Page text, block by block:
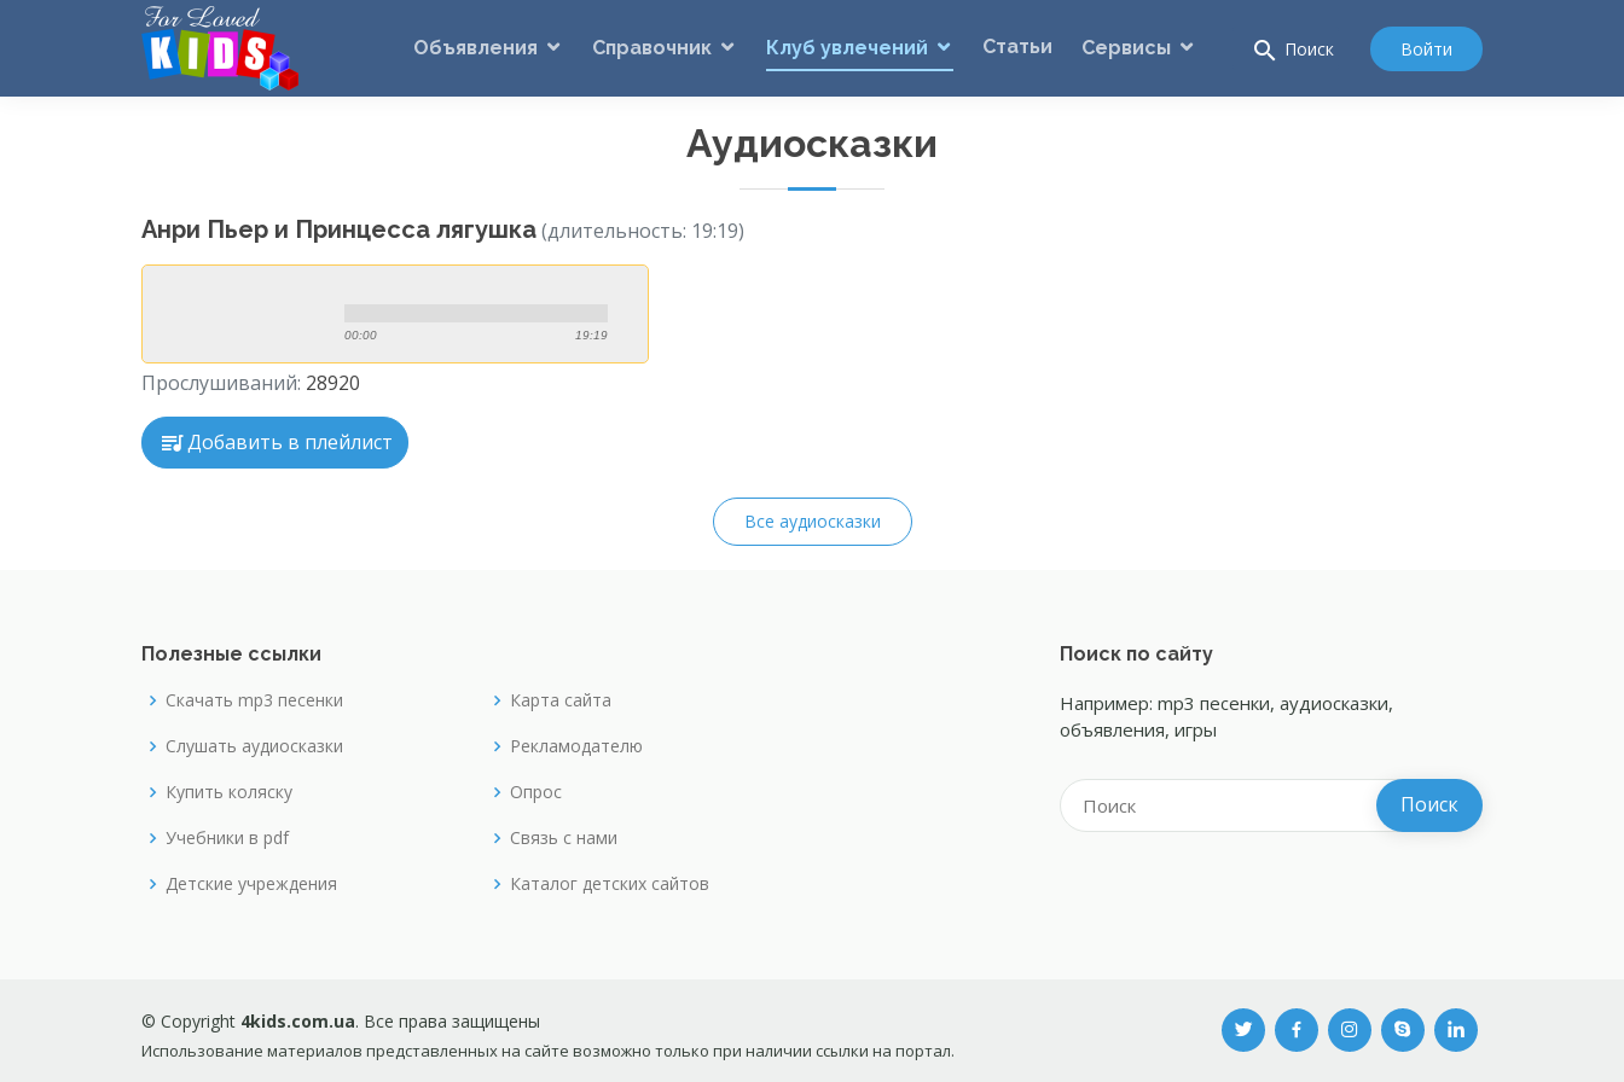
Объявления Справочник Клуб увлечений Статьи Сервисы search Поиск Войти
Аудиосказки
Анри Пьер и Принцесса лягушка(длительность: 19:19)
00:00 19:19
Прослушиваний: 28920
Добавить в плейлист
Все аудиосказки
Полезные ссылки
Скачать mp3 песенки
Слушать аудиосказки
Купить коляску
Учебники в pdf
Детские учреждения
Карта сайта
Рекламодателю
Опрос
Связь с нами
Каталог детских сайтов
Поиск по сайту
Например: mp3 песенки, аудиосказки,
объявления, игры
© Copyright 4kids.com.ua. Все права защищены
Использование материалов представленных на сайте возможно только при наличии ссылки на портал.